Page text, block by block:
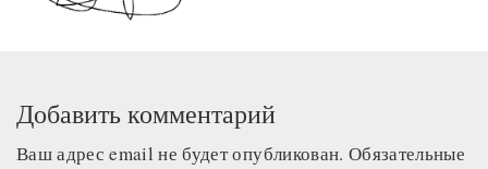
Добавить комментарий
Ваш адрес email не будет опубликован. Обязательные